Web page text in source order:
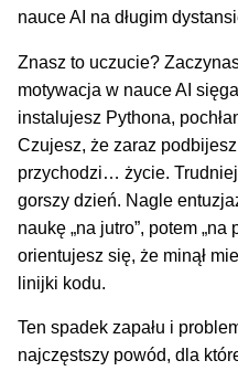
Znasz to uczucie?
motywacja w nauce AI
instalujesz Pythona,
Czujesz, że zaraz
przychodzi… życie.
gorszy dzień. Nagle
naukę „na jutro”, potem „na
orientujesz się, że minął
linijki kodu.
Ten spadek zapału i
najczęstszy powód, dla